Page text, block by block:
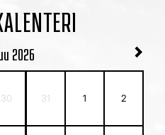
2026
30 31 1 2